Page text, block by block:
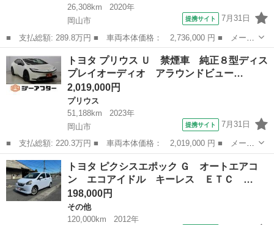
26,308km
2020年
岡山市
提携サイト 7月31日
■ 支払総額: 289.8万円 ■ 車両本体価格： 2,736,000 円 ■ メーカ
ー名： トヨタ ■ 車種名： プリウスＰＨＶ ■ グレード名： Ａ
プレミアム 後期型５人乗 本革シート 改良後セーフティセンス
急速充電...
岡山 岡山市 プリウス
トヨタ プリウス Ｕ 禁煙車 純正８型ディス
プレイオーディオ アラウンドビュー…
2,019,000円
プリウス
51,188km
2023年
岡山市
提携サイト 7月31日
■ 支払総額: 220.3万円 ■ 車両本体価格： 2,019,000 円 ■ メーカ
ー名： トヨタ ■ 車種名： プリウス ■ グレード名： Ｕ 禁煙
車 純正８型ディスプレイオーディオ アラウンドビューカメラ フ
ルセグ ...
岡山 岡山市 プリウス
トヨタ ピクシスエポック Ｇ オートエアコ
ン エコアイドル キーレス ＥＴＣ …
198,000円
その他
120,000km
2012年